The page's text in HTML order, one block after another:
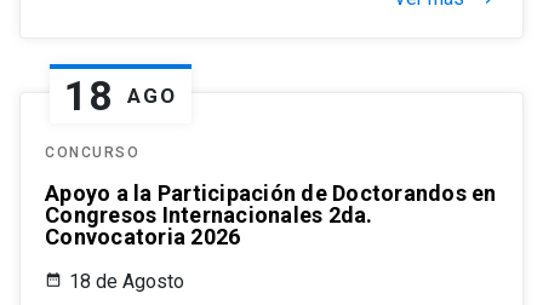
18 AGO
CONCURSO
Apoyo a la Participación de Doctorandos en
Congresos Internacionales 2da.
Convocatoria 2026
18 de Agosto